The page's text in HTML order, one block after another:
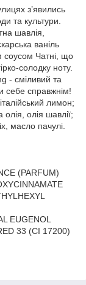
з’явились
та культури.
шавлія,
ваніль
соусом Чатні, що
солодку ноту.
- сміливий та
себе справжнім!
лимон;
олія шавлії;
масло пачулі.
(PARFUM)
EUGENOL
33 (CI 17200)